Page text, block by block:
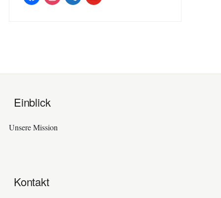
Einblick
Unsere Mission
Kontakt